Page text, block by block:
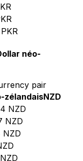
PKR
néo-
pair
zélandaisNZD
NZD
NZD
NZD
NZD